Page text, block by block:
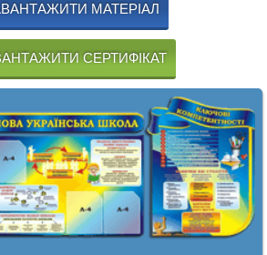
МАТЕРІАЛ
СЕРТИФІКАТ